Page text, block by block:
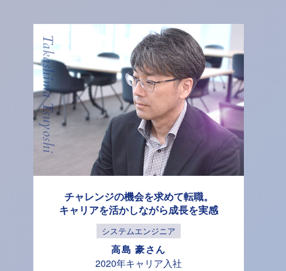
Takashima Tsuyoshi
チャレンジの機会を求めて転職。
キャリアを活かしながら成長を実感
システムエンジニア
高島 豪さん
2020年キャリア入社